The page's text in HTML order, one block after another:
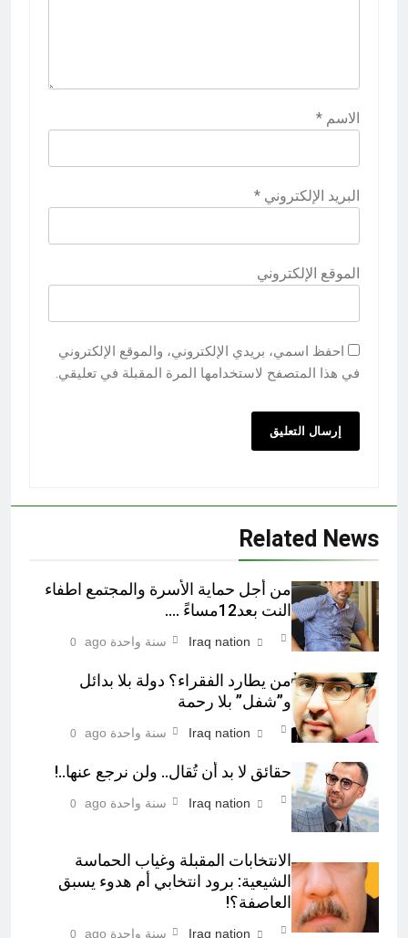
الاسم *
البريد الإلكتروني *
الموقع الإلكتروني
احفظ اسمي، بريدي الإلكتروني، والموقع الإلكتروني
في هذا المتصفح لاستخدامها المرة المقبلة في تعليقي.
Related News
من أجل حماية الأسرة والمجتمع اطفاء
النت بعد12مساءً ….
Iraq nation سنة واحدة ago 0
من يطارد الفقراء؟ دولة بلا بدائل
و”شفل” بلا رحمة
Iraq nation سنة واحدة ago 0
حقائق لا بد أن تُقال.. ولن نرجع عنها..!
Iraq nation سنة واحدة ago 0
الانتخابات المقبلة وغياب الحماسة
الشيعية: برود انتخابي أم هدوء يسبق
العاصفة؟!
Iraq nation سنة واحدة ago 0